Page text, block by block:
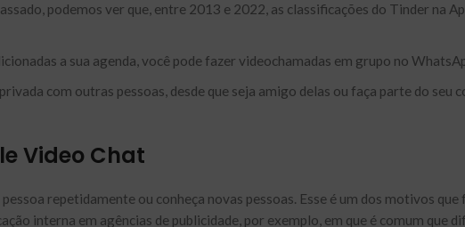
podemos ver que, entre 2013 e 2022, as classificações do Tinder na
a sua agenda, você pode fazer videochamadas em grupo no
com outras pessoas, desde que seja amigo delas ou faça parte do seu
Video Chat
repetidamente ou conheça novas pessoas. Esse é um dos motivos que
interna em agências de publicidade, por exemplo, em que é comum que